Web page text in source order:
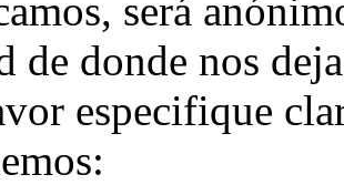
será
de donde nos
especifique